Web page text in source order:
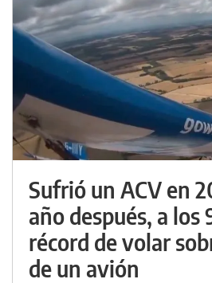
Sufrió un ACV en
año después, a los
récord de volar
de un avión